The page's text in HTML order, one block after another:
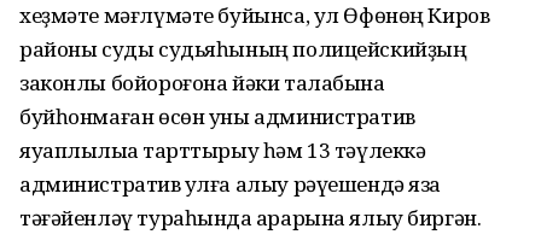
хеҙмәте мәғлүмәте буйынса, ул Өфөнөң Киров
районы суды судьяһының полицейскийҙың
законлы бойороғона йәки талабына
буйһонмаған өсөн уны административ
яуаплылыҡҡа тарттырыу һәм 13 тәүлеккә
административ ҡулға алыу рәүешендә яза
тәғәйенләү тураһында ҡарарына ялыу биргән.